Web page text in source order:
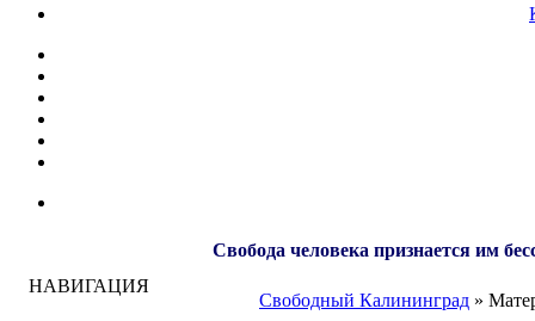
Свобода человека признается им
НАВИГАЦИЯ
Свободный Калининград »